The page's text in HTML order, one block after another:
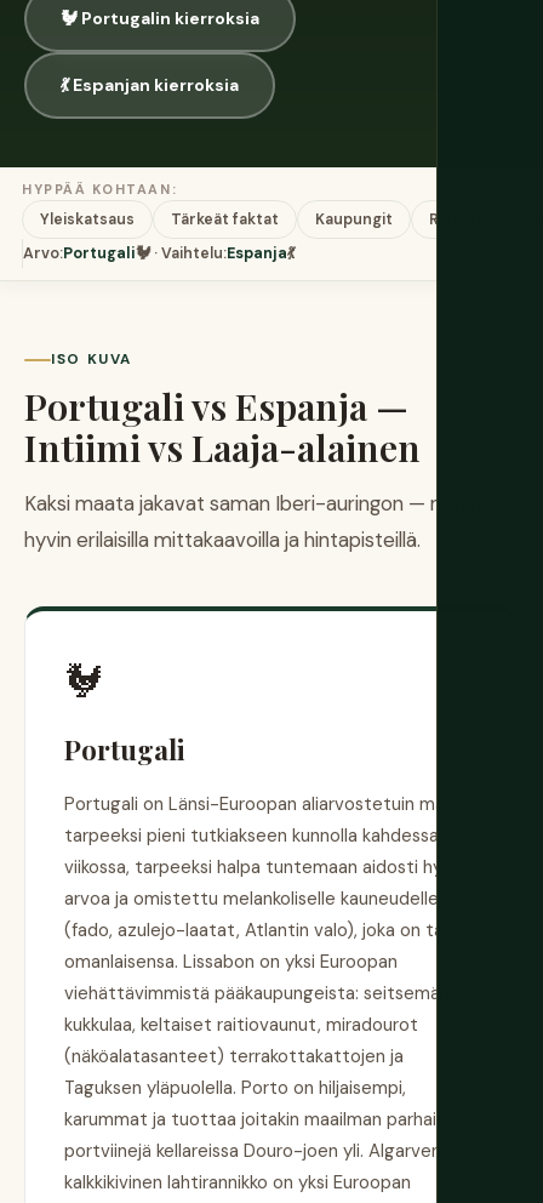
🐓 Portugalin kierroksia
💃 Espanjan kierroksia
HYPPÄÄ KOHTAAN:
Yleiskatsaus Tärkeät faktat Kaupungit Rannat
Arvo:Portugali🐓 · Vaihtelu:Espanja💃
ISO KUVA
Portugali vs Espanja —
Intiimi vs Laaja-alainen
Kaksi maata jakavat saman Iberi-auringon — mutta
hyvin erilaisilla mittakaavoilla ja hintapisteillä.
🐓
Portugali
Portugali on Länsi-Euroopan aliarvostetuin maa —
tarpeeksi pieni tutkiakseen kunnolla kahdessa
viikossa, tarpeeksi halpa tuntemaan aidosti hyvää
arvoa ja omistettu melankoliselle kauneudelle
(fado, azulejo-laatat, Atlantin valo), joka on täysin
omanlaisensa. Lissabon on yksi Euroopan
viehättävimmistä pääkaupungeista: seitsemän
kukkulaa, keltaiset raitiovaunut, miradourot
(näköalatasanteet) terrakottakattojen ja
Taguksen yläpuolella. Porto on hiljaisempi,
karummat ja tuottaa joitakin maailman parhaita
portviinejä kellareissa Douro-joen yli. Algarven
kalkkikivinen lahtirannikko on yksi Euroopan